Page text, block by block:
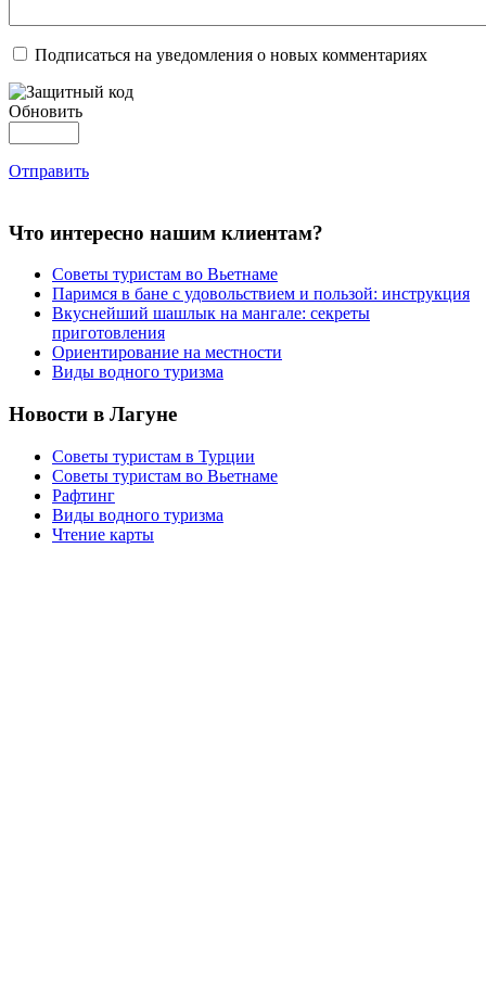
Подписаться на уведомления о новых комментариях
Обновить
Отправить
Что интересно нашим клиентам?
Советы туристам во Вьетнаме
Паримся в бане с удовольствием и пользой: инструкция
Вкуснейший шашлык на мангале: секреты
приготовления
Ориентирование на местности
Виды водного туризма
Новости в Лагуне
Советы туристам в Турции
Советы туристам во Вьетнаме
Рафтинг
Виды водного туризма
Чтение карты